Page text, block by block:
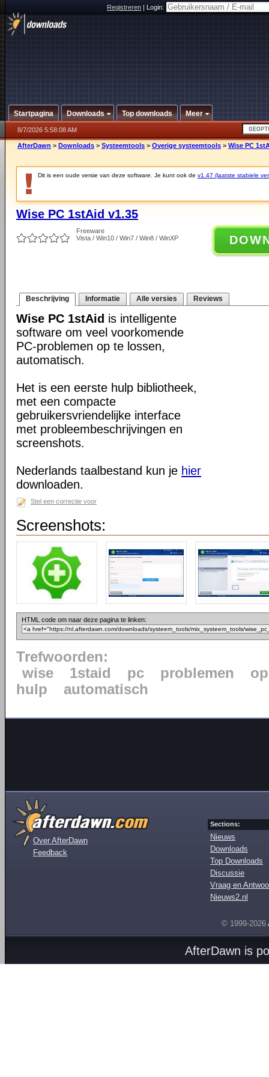
Registreren|Login:
Startpagina Downloads Top downloads Meer
8/7/2026 5:58:08 AM
AfterDawn > Downloads > Systeemtools > Overige systeemtools > Wise PC
Dit is een oude versie van deze software. Je kunt ook de v1.47 (laatste stabiele
Wise PC 1stAid v1.35
Freeware
Vista / Win10 / Win7 / Win8 / WinXP
Beschrijving Informatie Alle versies Reviews
Wise PC 1stAid is intelligente
software om veel voorkomende
PC-problemen op te lossen,
automatisch.
Het is een eerste hulp bibliotheek,
met een compacte
gebruikersvriendelijke interface
met probleembeschrijvingen en
screenshots.
Nederlands taalbestand kun je hier
downloaden.
Stel een correctie voor
Screenshots:
HTML code om naar deze pagina te linken:
Trefwoorden:
wise
1staid pc problemen
hulp
automatisch
Over AfterDawn
Feedback
Sections:
Nieuws
Downloads
Top Downloads
Discussie
Vraag en
Nieuws2.nl
© 1999-2026
AfterDawn is